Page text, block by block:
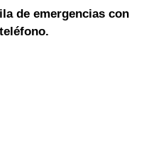
de emergencias con